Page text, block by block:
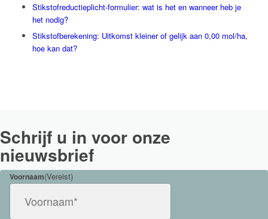
Stikstofreductieplicht-formulier: wat is het en wanneer heb je
het nodig?
Stikstofberekening: Uitkomst kleiner of gelijk aan 0,00 mol/ha,
hoe kan dat?
Schrijf u in voor onze
nieuwsbrief
Voornaam(Vereist)